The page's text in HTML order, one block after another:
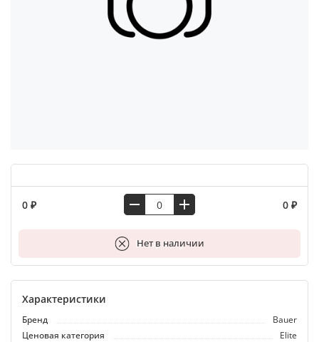
0 ₽ 0 ₽
Нет в наличии
В корзину
Характеристики
Бренд
Bauer
Ценовая категория
Elite